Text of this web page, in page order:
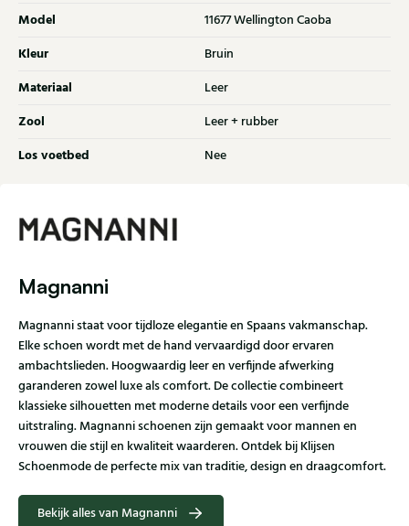
Model 11677 Wellington Caoba
Kleur Bruin
Materiaal Leer
Zool Leer + rubber
Los voetbed Nee
Magnanni
Magnanni staat voor tijdloze elegantie en Spaans vakmanschap.
Elke schoen wordt met de hand vervaardigd door ervaren
ambachtslieden. Hoogwaardig leer en verfijnde afwerking
garanderen zowel luxe als comfort. De collectie combineert
klassieke silhouetten met moderne details voor een verfijnde
uitstraling. Magnanni schoenen zijn gemaakt voor mannen en
vrouwen die stijl en kwaliteit waarderen. Ontdek bij Klijsen
Schoenmode de perfecte mix van traditie, design en draagcomfort.
Bekijk alles van Magnanni